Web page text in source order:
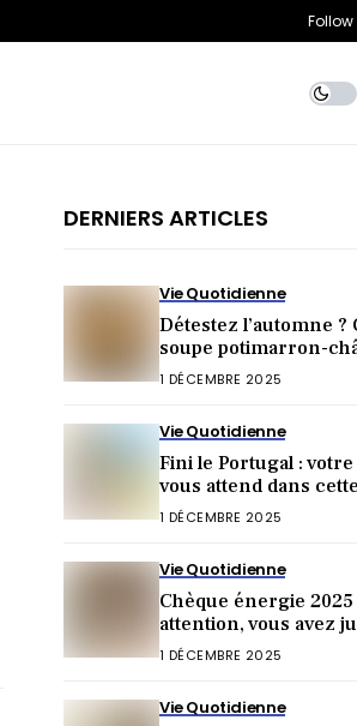
Follow
DERNIERS ARTICLES
Vie Quotidienne
Détestez l’automne ?
soupe potimarron-
va tout changer !
1 DÉCEMBRE 2025
Vie Quotidienne
Fini le Portugal :
vous attend dans cette
destination inattendue
1 DÉCEMBRE 2025
Vie Quotidienne
Chèque énergie 2025
attention, vous avez
cette date pour
1 DÉCEMBRE 2025
Vie Quotidienne